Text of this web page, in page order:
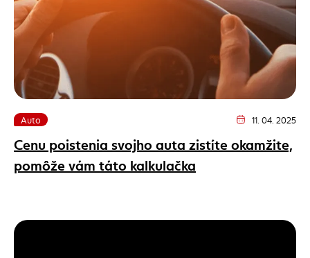
Auto Dátum vydania
11. 04. 2025
Cenu poistenia svojho auta zistíte okamžite,
pomôže vám táto kalkulačka